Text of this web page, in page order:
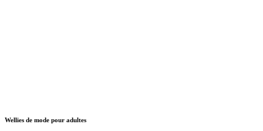
Wellies de mode pour adultes